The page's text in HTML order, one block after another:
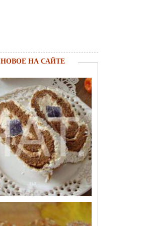
НОВОЕ НА САЙТЕ